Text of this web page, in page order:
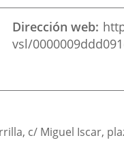
Dirección web
vsl/
c/ Miguel Iscar,